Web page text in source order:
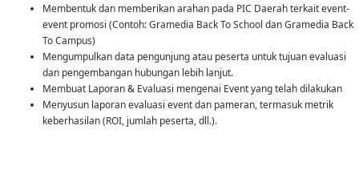
Membentuk dan memberikan arahan pada PIC Daerah terkait event-
event promosi (Contoh: Gramedia Back To School dan Gramedia Back
To Campus)
Mengumpulkan data pengunjung atau peserta untuk tujuan evaluasi
dan pengembangan hubungan lebih lanjut.
Membuat Laporan & Evaluasi mengenai Event yang telah dilakukan
Menyusun laporan evaluasi event dan pameran, termasuk metrik
keberhasilan (ROI, jumlah peserta, dll.).